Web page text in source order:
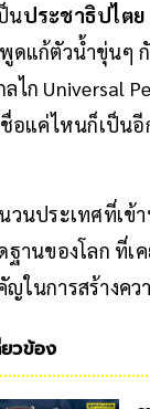
นประชาธิปไตย
แก้ตัวน้ำขุ่นๆ
ก Universal
อแค่ไหนก็เป็น
วนประเทศที่เ
านของโลก ที่
ญในการสร้างค
ยวข้อง